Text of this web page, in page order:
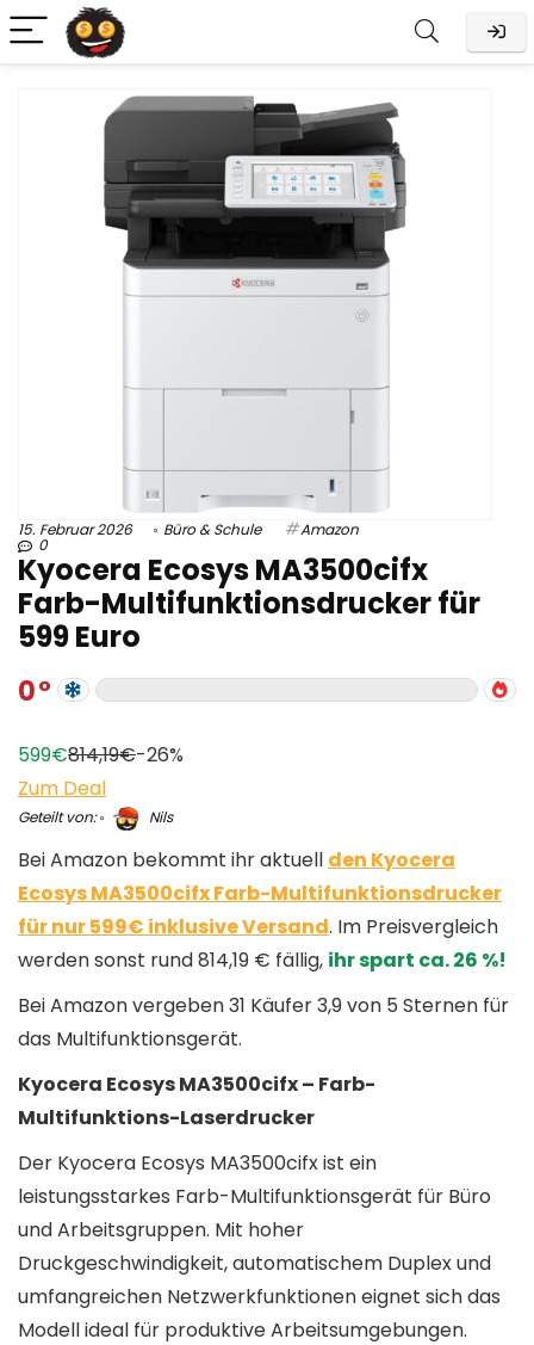
15. Februar 2026 Büro & Schule Amazon
0
Kyocera Ecosys MA3500cifx
Farb-Multifunktionsdrucker für
599 Euro
0
599€814,19€-26%
Zum Deal
Geteilt von: Nils
Bei Amazon bekommt ihr aktuell den Kyocera
Ecosys MA3500cifx Farb-Multifunktionsdrucker
für nur 599€ inklusive Versand. Im Preisvergleich
werden sonst rund 814,19 € fällig, ihr spart ca. 26 %!
Bei Amazon vergeben 31 Käufer 3,9 von 5 Sternen für
das Multifunktionsgerät.
Kyocera Ecosys MA3500cifx – Farb-
Multifunktions-Laserdrucker
Der Kyocera Ecosys MA3500cifx ist ein
leistungsstarkes Farb-Multifunktionsgerät für Büro
und Arbeitsgruppen. Mit hoher
Druckgeschwindigkeit, automatischem Duplex und
umfangreichen Netzwerkfunktionen eignet sich das
Modell ideal für produktive Arbeitsumgebungen.